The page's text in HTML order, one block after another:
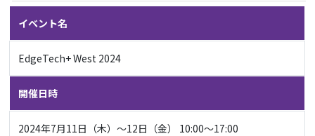
イベント名
EdgeTech+ West 2024
開催日時
2024年7月11日（木）～12日（金） 10:00～17:00